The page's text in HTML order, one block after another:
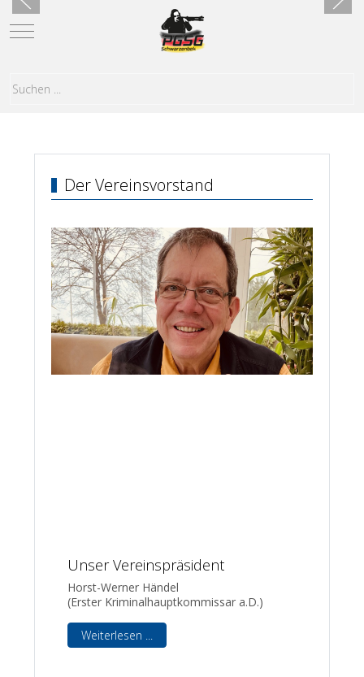
Mobile Menu Toggle
Der Vereinsvorstand
Unser Vereinspräsident
Horst-Werner Händel
(Erster Kriminalhauptkommissar a.D.)
Weiterlesen ...